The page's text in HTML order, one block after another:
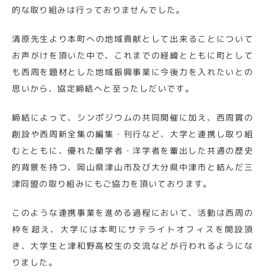
的な取り組みは行っておりませんでした。
清原先生より本町への地域貢献として出来ることについて
お声がけを頂いた中で、これまでの経緯とともに町として
も西周を題材とした地域振興事業に今後力を入れたいとの
思いから、協定締結へと至ったしだいです。
締結によって、シンポジウムの共同開催に加え、西周賞の
創設や西周新全集の編集・刊行など、大学と連携し取り組
むとともに、優れた蘭学者・洋学者を輩出した共通の歴史
的背景を持つ、岡山県津山市及び大分県中津市と結んだ三
津同盟の取り組みにもご協力を頂いております。
このような連携事業を進める過程において、活動は西周の
枠を超え、大学には本町にサテライトオフィスを開設頂
き、大学生と津和野高校生の交流などが行われるようにな
りました。